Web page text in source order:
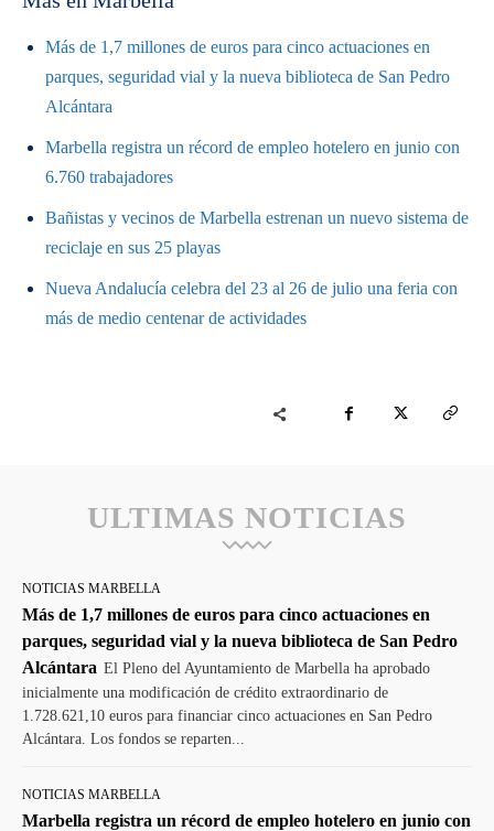
Más de 1,7 millones de euros para cinco actuaciones en
parques, seguridad vial y la nueva biblioteca de San Pedro
Alcántara
Marbella registra un récord de empleo hotelero en junio con
6.760 trabajadores
Bañistas y vecinos de Marbella estrenan un nuevo sistema de
reciclaje en sus 25 playas
Nueva Andalucía celebra del 23 al 26 de julio una feria con
más de medio centenar de actividades
ULTIMAS NOTICIAS
NOTICIAS MARBELLA
Más de 1,7 millones de euros para cinco actuaciones en
parques, seguridad vial y la nueva biblioteca de San Pedro
Alcántara El Pleno del Ayuntamiento de Marbella ha aprobado
inicialmente una modificación de crédito extraordinario de
1.728.621,10 euros para financiar cinco actuaciones en San Pedro
Alcántara. Los fondos se reparten...
NOTICIAS MARBELLA
Marbella registra un récord de empleo hotelero en junio con